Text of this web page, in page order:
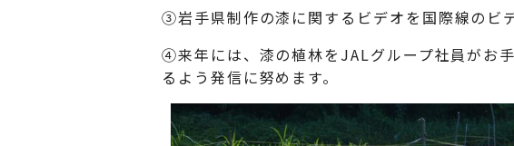
③岩手県制作の漆に関するビデオを国際線のビ
④来年には、漆の植林をJALグループ社員がお
るよう発信に努めます。